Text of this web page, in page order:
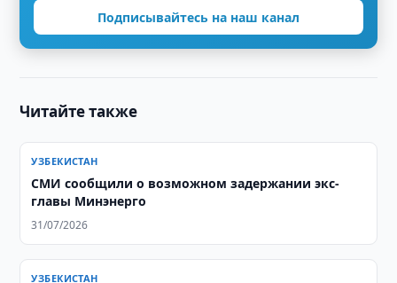
Подписывайтесь на наш канал
Читайте также
УЗБЕКИСТАН
СМИ сообщили о возможном задержании экс-
главы Минэнерго
31/07/2026
УЗБЕКИСТАН